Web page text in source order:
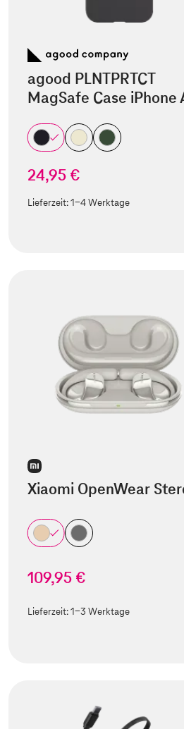
agood PLNTPRTCT
MagSafe Case iPhone
24,95 €
Lieferzeit:1-4 Werktage
Xiaomi OpenWear
109,95 €
Lieferzeit:1-3 Werktage